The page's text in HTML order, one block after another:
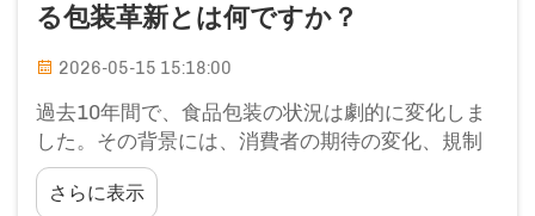
る包装革新とは何ですか？
2026-05-15 15:18:00
過去10年間で、食品包装の状況は劇的に変化しま
した。その背景には、消費者の期待の変化、規制
基準の進化、そして材料科学の急速な進展があり
ます。ブランドや製造業者は、あらゆる工程——
さらに表示